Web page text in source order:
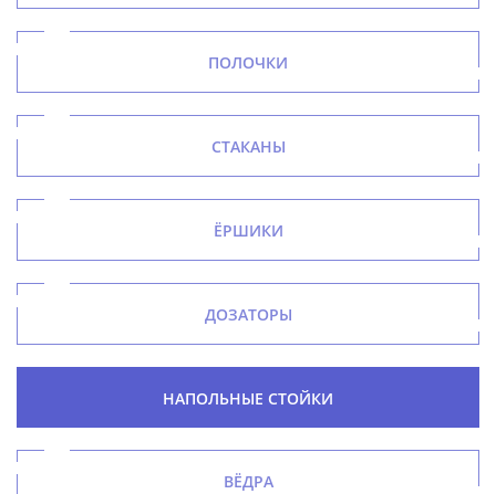
ПОЛОЧКИ
СТАКАНЫ
ЁРШИКИ
ДОЗАТОРЫ
НАПОЛЬНЫЕ СТОЙКИ
ВЁДРА